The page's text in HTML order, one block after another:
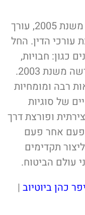
בעל תואר ראשון במשפטים (LLB) משנת 2005, עורך
וחבר בלשכת עורכי הדין. החל
כגון: חבויות,
פנסיה, חיים ורכוש, סוכן ביטוח מורשה משנת 2003.
רבה ומומחיות
של סוגיות
ופורצת דרך
פעם אחר פעם
תקדימים
עולם הביטוח.
כהן ביוטיוב |